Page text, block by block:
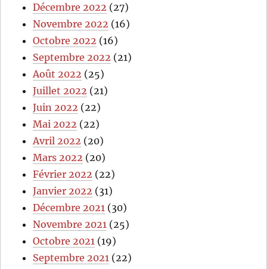
Décembre 2022 (27)
Novembre 2022 (16)
Octobre 2022 (16)
Septembre 2022 (21)
Août 2022 (25)
Juillet 2022 (21)
Juin 2022 (22)
Mai 2022 (22)
Avril 2022 (20)
Mars 2022 (20)
Février 2022 (22)
Janvier 2022 (31)
Décembre 2021 (30)
Novembre 2021 (25)
Octobre 2021 (19)
Septembre 2021 (22)